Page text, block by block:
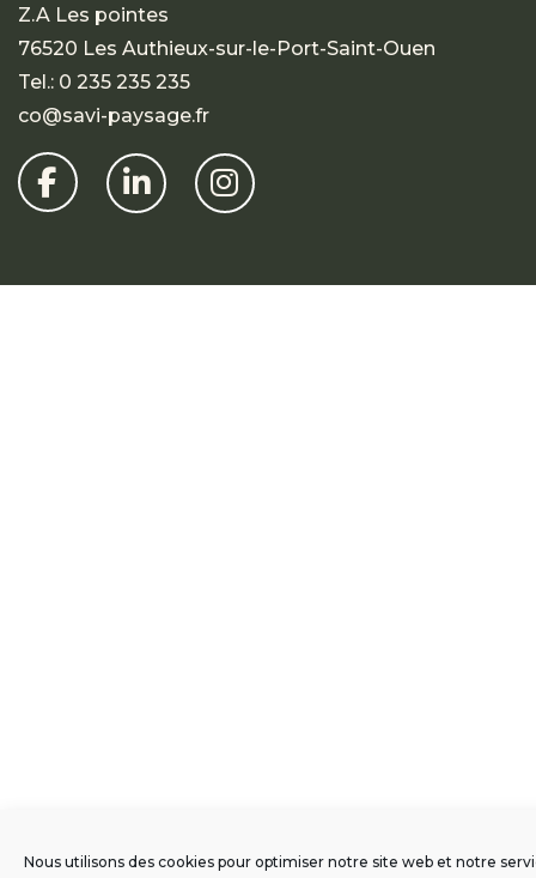
Nous utilisons des cookies pour optimiser notre site web et notre
Z.A Les pointes
76520 Les Authieux-sur-le-Port-Saint-Ouen
Tel.: 0 235 235 235
co@savi-paysage.fr